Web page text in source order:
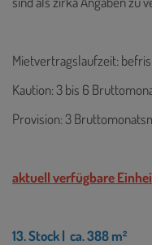
Mietvertragslaufzeit:
Kaution: 3 bis 6
Provision: 3
aktuell verfügbare
13. Stock | ca. 388 m²